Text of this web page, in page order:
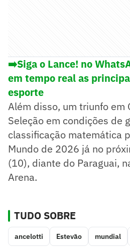
➡️Siga o Lance! no
em tempo real as
esporte
Além disso, um triunfo em
Seleção em condições de
classificação matemática
Mundo de 2026 já no
(10), diante do Paraguai,
Arena.
TUDO SOBRE
ancelotti Estevão mundial